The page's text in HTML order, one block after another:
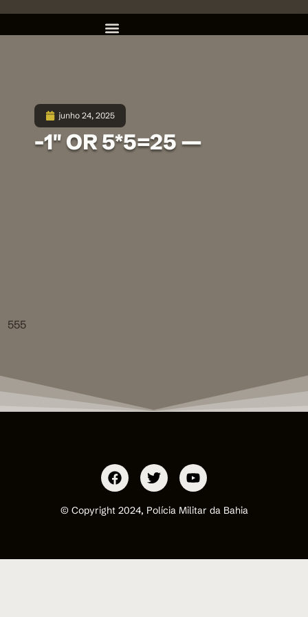
junho 24, 2025
-1″ OR 5*5=25 —
555
© Copyright 2024, Polícia Militar da Bahia